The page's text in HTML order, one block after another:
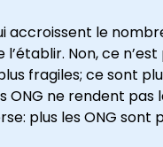
accroissent le
Non, ce
fragiles; ce sont
ONG ne rendent
plus les ONG sont